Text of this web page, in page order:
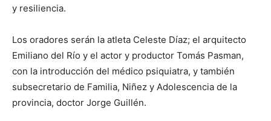
y resiliencia.
Los oradores serán la atleta Celeste Díaz; el arquitecto
Emiliano del Río y el actor y productor Tomás Pasman,
con la introducción del médico psiquiatra, y también
subsecretario de Familia, Niñez y Adolescencia de la
provincia, doctor Jorge Guillén.